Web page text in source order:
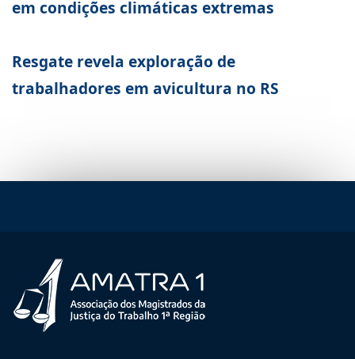
em condições climáticas extremas
Resgate revela exploração de
trabalhadores em avicultura no RS